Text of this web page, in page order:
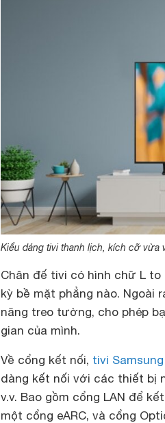
Kiểu dáng tivi thanh lịch, kích cỡ vừa
Chân đế tivi có hình chữ L
kỳ bề mặt phẳng nào. Ngoài
năng treo tường, cho phép
gian của mình.
Về cổng kết nối, tivi Samsung
dàng kết nối với các thiết bị
v.v. Bao gồm cổng LAN để
một cổng eARC, và cổng